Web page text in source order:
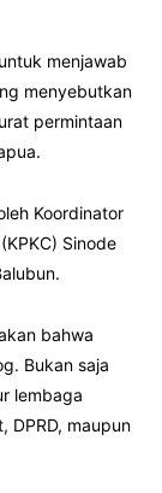
menjawab
menyebutkan
permintaan
Koordinator
Sinode
bahwa
Bukan saja
lembaga
DPRD, maupun